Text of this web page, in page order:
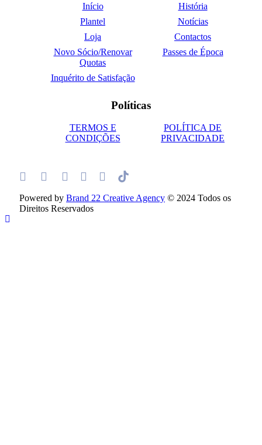
Início
História
Plantel
Notícias
Loja
Contactos
Novo Sócio/Renovar
Quotas
Passes de Época
Inquérito de Satisfação
Políticas
TERMOS E
CONDIÇÕES
POLÍTICA DE
PRIVACIDADE
Powered by Brand 22 Creative Agency © 2024 Todos os
Direitos Reservados